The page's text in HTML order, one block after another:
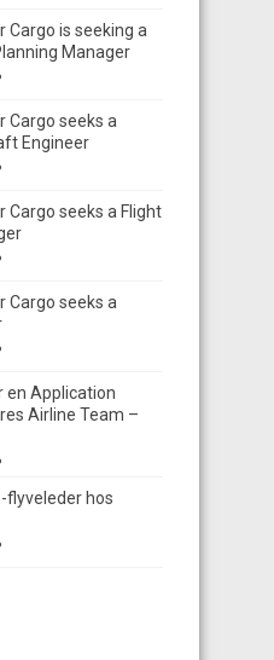
Cargo is seeking a
Manager
Cargo seeks a
Engineer
Cargo seeks a Flight
Cargo seeks a
en Application
Airline Team –
flyveleder hos